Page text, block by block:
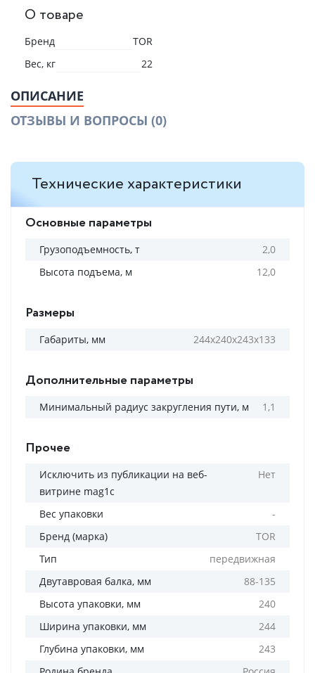
О товаре
Бренд
TOR
Вес, кг
22
ОПИСАНИЕ
ОТЗЫВЫ И ВОПРОСЫ (0)
Технические характеристики
Основные параметры
Грузоподъемность, т
2,0
Высота подъема, м
12,0
Размеры
Габариты, мм 244х240х243х133
Дополнительные параметры
Минимальный радиус закругления пути, м 1,1
Прочее
Исключить из публикации на веб-
витрине mag1c
Нет
Вес упаковки
-
Бренд (марка)
TOR
Тип
передвижная
Двутавровая балка, мм
88-135
Высота упаковки, мм
240
Ширина упаковки, мм
244
Глубина упаковки, мм
243